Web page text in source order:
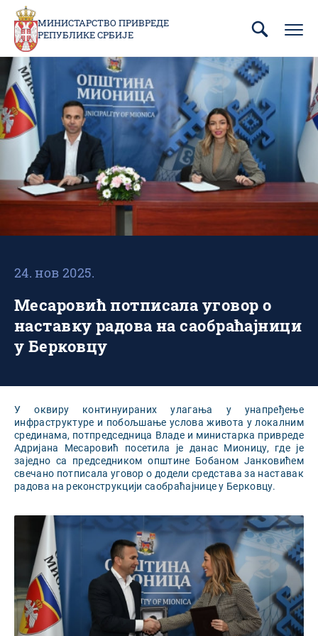
Пребаци
главни
део
садржаја
МИНИСТАРСТВО ПРИВРЕДЕ
РЕПУБЛИКЕ СРБИЈЕ
24. нов 2025.
Месаровић потписала уговор о
наставку радова на саобраћајници
у Берковцу
У оквиру континуираних улагања у унапређење
инфраструктуре и побољшање услова живота у локалним
срединама, потпредседница Владе и министарка привреде
Адријана Месаровић посетила је данас Мионицу, где је
заједно са председником општине Бобаном Јанковићем
свечано потписала уговор о додели средстава за наставак
радова на реконструкцији саобраћајнице у Берковцу.